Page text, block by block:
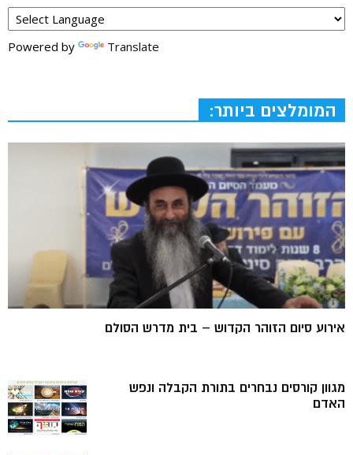
Powered by Translate
המומלצים ביותר:
אירוע סיום הזוהר הקדוש – בית מדרש הסולם
מגוון קורסים נבחרים בתורת הקבלה ונפש
האדם